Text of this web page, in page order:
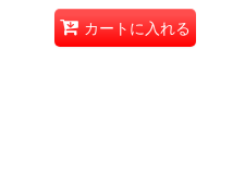
カートに入れる